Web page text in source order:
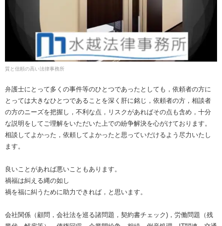
質と信頼の高い法律事務所
弁護士にとって多くの事件等のひとつであったとしても，依頼者の方に
とっては大きなひとつであることを深く肝に銘じ，依頼者の方，相談者
の方のニーズを把握し，不利な点，リスクがあればその点も含め，十分
な説明をしてご理解をいただいた上での紛争解決を心がけております。
相談してよかった，依頼してよかったと思っていだけるよう尽力いたし
ます。
良いことがあれば悪いこともあります。
禍福は糾える縄の如し
禍を福に糾うために助力できれば，と思います。
会社関係（顧問，会社法を巡る諸問題，契約書チェック)，労働問題（残